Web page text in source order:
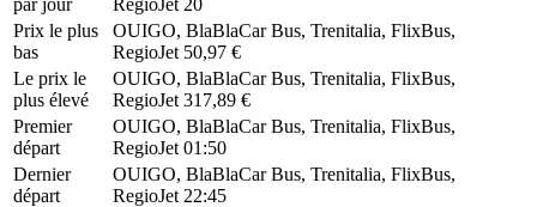
Prix ​​le plus
bas
OUIGO, BlaBlaCar Bus, Trenitalia, FlixBus,
RegioJet 50,97 €
Le prix le
plus élevé
OUIGO, BlaBlaCar Bus, Trenitalia, FlixBus,
RegioJet 317,89 €
Premier
départ
OUIGO, BlaBlaCar Bus, Trenitalia, FlixBus,
RegioJet 01:50
Dernier
départ
OUIGO, BlaBlaCar Bus, Trenitalia, FlixBus,
RegioJet 22:45